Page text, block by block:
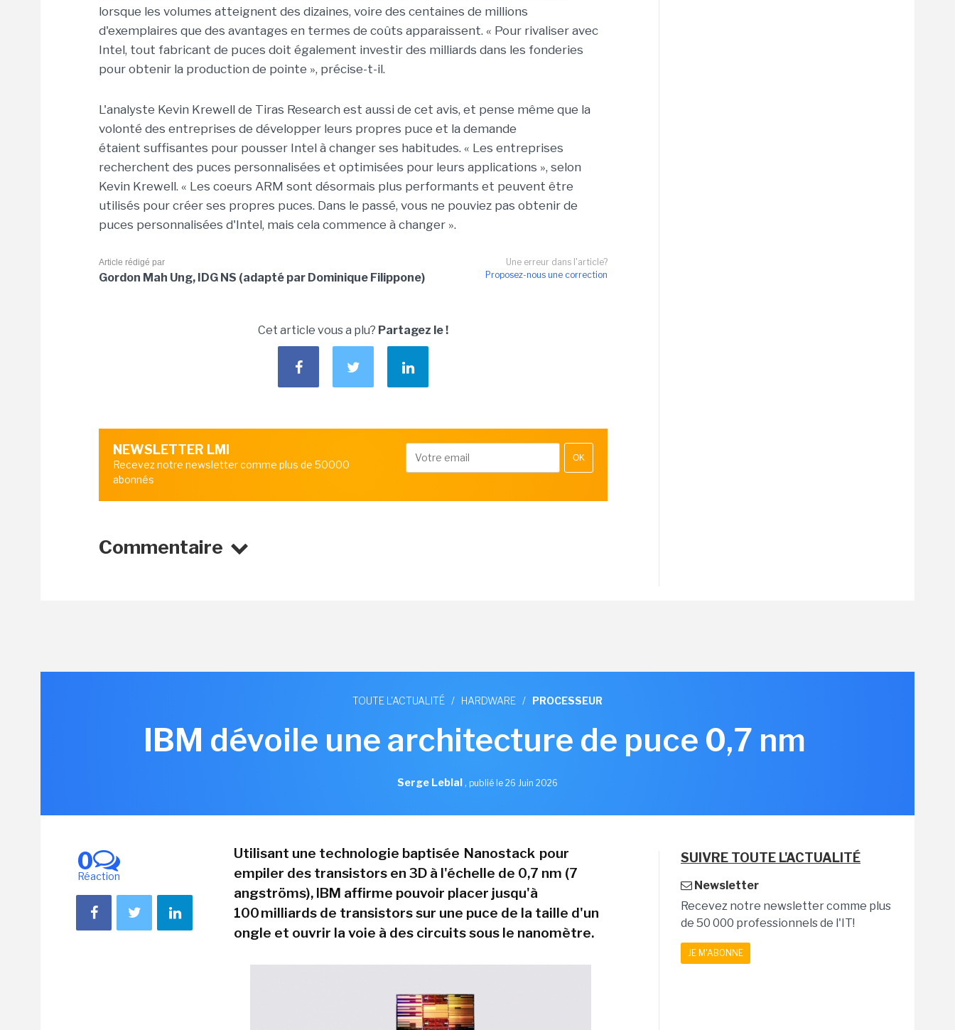
lorsque les volumes atteignent des dizaines, voire des centaines de millions
d'exemplaires que des avantages en termes de coûts apparaissent. « Pour rivaliser avec
Intel, tout fabricant de puces doit également investir des milliards dans les fonderies
pour obtenir la production de pointe », précise-t-il.
L'analyste Kevin Krewell de Tiras Research est aussi de cet avis, et pense même que la
volonté des entreprises de développer leurs propres puce et la demande
étaient suffisantes pour pousser Intel à changer ses habitudes. « Les entreprises
recherchent des puces personnalisées et optimisées pour leurs applications », selon
Kevin Krewell. « Les coeurs ARM sont désormais plus performants et peuvent être
utilisés pour créer ses propres puces. Dans le passé, vous ne pouviez pas obtenir de
puces personnalisées d'Intel, mais cela commence à changer ».
Une erreur dans l'article?
Proposez-nous une correction
Article rédigé par
Gordon Mah Ung, IDG NS (adapté par Dominique Filippone)
Cet article vous a plu? Partagez le !
NEWSLETTER LMI
Recevez notre newsletter comme plus de 50000
abonnés
OK
Commentaire
TOUTE L'ACTUALITÉ / HARDWARE / PROCESSEUR
IBM dévoile une architecture de puce 0,7 nm
Serge Leblal, publié le 26 Juin 2026
0
Réaction
Utilisant une technologie baptisée Nanostack pour
empiler des transistors en 3D à l'échelle de 0,7 nm (7
angströms), IBM affirme pouvoir placer jusqu'à
100 milliards de transistors sur une puce de la taille d'un
ongle et ouvrir la voie à des circuits sous le nanomètre.
SUIVRE TOUTE L'ACTUALITÉ
Newsletter
Recevez notre newsletter comme plus
de 50 000 professionnels de l'IT!
JE M'ABONNE